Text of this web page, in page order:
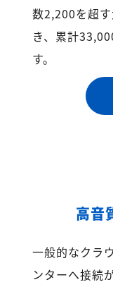
数2,200を超
き、累計
す。
高音
一般的なクラ
ンターへ接続